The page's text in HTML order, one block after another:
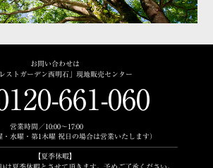
お問い合わせは
レストガーデン西明石」現地販売センター
661-060
営業時間／10:00～17:00
・水曜・第1木曜 祝日の場合は営業いたします）
【夏季休暇】